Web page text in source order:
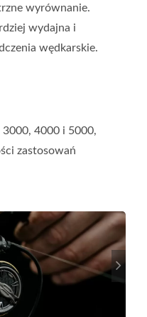
wyrównanie.
wydajna i
wędkarskie.
4000 i 5000,
zastosowań